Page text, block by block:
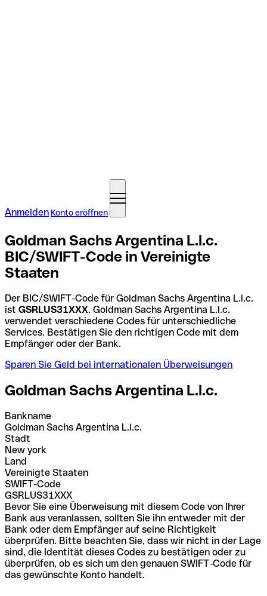
Anmelden Konto eröffnen
Goldman Sachs Argentina L.l.c.
BIC/SWIFT-Code in Vereinigte
Staaten
Der BIC/SWIFT-Code für Goldman Sachs Argentina L.l.c.
ist GSRLUS31XXX. Goldman Sachs Argentina L.l.c.
verwendet verschiedene Codes für unterschiedliche
Services. Bestätigen Sie den richtigen Code mit dem
Empfänger oder der Bank.
Sparen Sie Geld bei internationalen Überweisungen
Goldman Sachs Argentina L.l.c.
Bankname
Goldman Sachs Argentina L.l.c.
Stadt
New york
Land
Vereinigte Staaten
SWIFT-Code
GSRLUS31XXX
Bevor Sie eine Überweisung mit diesem Code von Ihrer
Bank aus veranlassen, sollten Sie ihn entweder mit der
Bank oder dem Empfänger auf seine Richtigkeit
überprüfen. Bitte beachten Sie, dass wir nicht in der Lage
sind, die Identität dieses Codes zu bestätigen oder zu
überprüfen, ob es sich um den genauen SWIFT-Code für
das gewünschte Konto handelt.